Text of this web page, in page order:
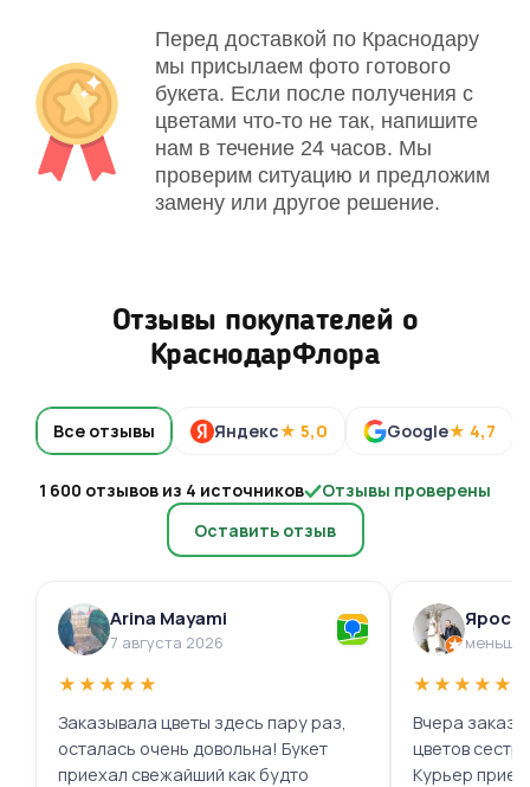
Перед доставкой по Краснодару
мы присылаем фото готового
букета. Если после получения с
цветами что-то не так, напишите
нам в течение 24 часов. Мы
проверим ситуацию и предложим
замену или другое решение.
Отзывы покупателей о
КраснодарФлора
Все отзывы Яндекс★ 5,0 Google★ 4,7
1 600 отзывов из 4 источников
Отзывы проверены
Оставить отзыв
Arina Mayami
7 августа 2026
★★★★★
Заказывала цветы здесь пару раз,
осталась очень довольна! Букет
приехал свежайший как будто
меньше
★★★★★
Вчера
цветов
Курьер